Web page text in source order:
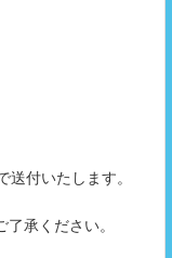
付いたします。
承ください。